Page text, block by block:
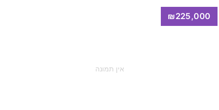
אין תמונה
₪225,000